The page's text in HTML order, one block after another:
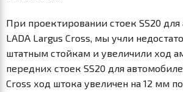
При проектировании стоек SS20
LADA Largus Cross, мы учли
штатным стойкам и увеличили ход
передних стоек SS20 для
Cross ход штока увеличен на 12 мм